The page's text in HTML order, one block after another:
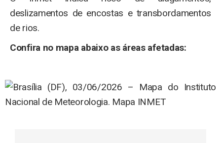
deslizamentos de encostas e transbordamentos
de rios.
Confira no mapa abaixo as áreas afetadas: